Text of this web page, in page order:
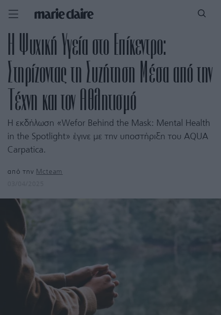
H Ψυχική Υγεία στο Επίκεντρο:
Στηρίζοντας τη Συζήτηση Μέσα από την
Τέχνη και τον Αθλητισμό
H εκδήλωση «Wefor Behind the Mask: Mental Health
in the Spotlight» έγινε με την υποστήριξη του AQUA
Carpatica.
από την Mcteam